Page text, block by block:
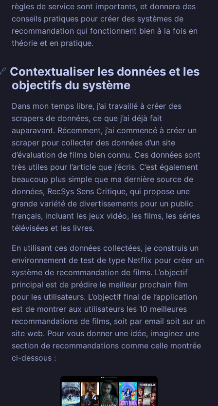
règles de service sont importants, et donnera des
conseils pratiques pour créer des systèmes de
recommandation qui fonctionnent bien à la fois en
théorie et en pratique.
Contextualiser les données et les
objectifs du système
Dans mon temps libre, j’ai travaillé à créer des
scrapers de données, ce que j’ai déjà fait
auparavant. Récemment, j’ai commencé à créer un
scraper pour collecter des données d’un site
d’évaluation de films bien connu. Ces données sont
très utiles pour l’article que j’écris. C’est également
beaucoup plus simple que ma dernière source de
données, RecSys Sens Critique, qui propose une
grande variété de divertissements pour un public
français, incluant les jeux vidéo, les films, les séries
télévisées et les livres.
En utilisant ces données collectées, je construis un
environnement de test de type Netflix pour créer un
système de recommandation de films. L’objectif
principal est de prédire le meilleur prochain film
pour les utilisateurs. L’objectif final de l’application
est de montrer aux utilisateurs les 10 meilleures
recommandations de films, soit par email soit sur un
site web. Pour vous donner une idée, imaginez une
section de recommandations comme celle montrée
ci-dessous :